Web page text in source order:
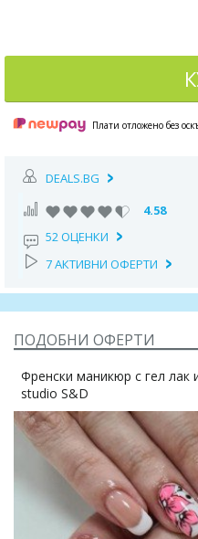
Плати отложено без
DEALS.BG
4.58
52 ОЦЕНКИ
7 АКТИВНИ ОФЕРТИ
ПОДОБНИ ОФЕРТИ
Френски маникюр с гел лак
studio S&D